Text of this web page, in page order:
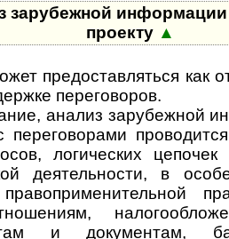
зарубежной информации
проекту ▲
предоставляться как
переговоров.
анализ зарубежной
переговорами
логических
деятельности, в
и документам,